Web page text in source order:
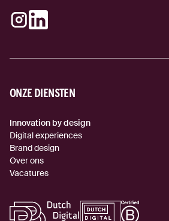
Instagram
LinkedIn
ONZE DIENSTEN
Innovation by design
Digital experiences
Brand design
Over ons
Vacatures